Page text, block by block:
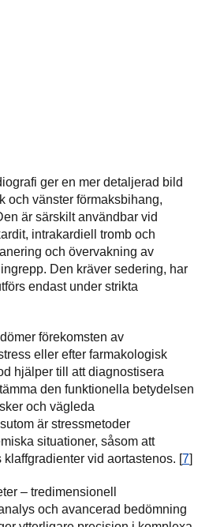
ger en mer detaljerad bild
och vänster förmaksbihang,
är särskilt användbar vid
intrakardiell tromb och
och övervakning av
Den kräver sedering, har
endast under strikta
förekomsten av
eller efter farmakologisk
hjälper till att diagnostisera
den funktionella betydelsen
och vägleda
är stressmetoder
situationer, såsom att
vid aortastenos. [7]
– tredimensionell
och avancerad bedömning